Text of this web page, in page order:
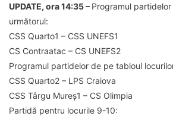
UPDATE, ora 14:35 – Programul
următorul:
CSS Quarto1 – CSS UNEFS1
CS Contraatac – CS UNEFS2
Programul partidelor de pe tabloul
CSS Quarto2 – LPS Craiova
CSS Târgu Mureș1 – CS Olimpia
Partidă pentru locurile 9-10: